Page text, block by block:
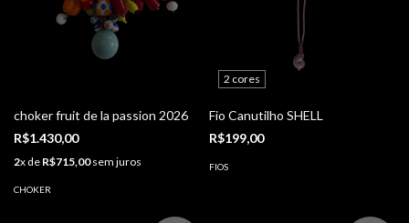
choker fruit de la passion 2026
R$1.430,00
2x de R$715,00sem juros
CHOKER
2 cores
Fio Canutilho SHELL
R$199,00
FIOS